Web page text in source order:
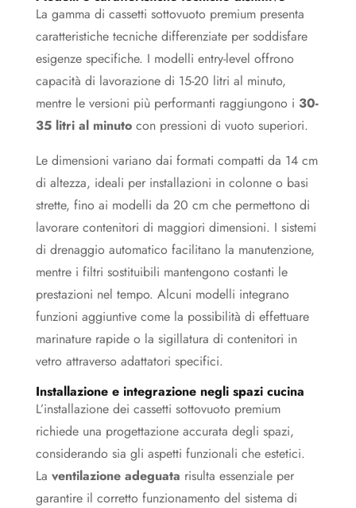
La gamma di cassetti sottovuoto premium presenta
caratteristiche tecniche differenziate per soddisfare
esigenze specifiche. I modelli entry-level offrono
capacità di lavorazione di 15-20 litri al minuto,
mentre le versioni più performanti raggiungono i 30-
35 litri al minutocon pressioni di vuoto superiori.
Le dimensioni variano dai formati compatti da 14 cm
di altezza, ideali per installazioni in colonne o basi
strette, fino ai modelli da 20 cm che permettono di
lavorare contenitori di maggiori dimensioni. I sistemi
di drenaggio automatico facilitano la manutenzione,
mentre i filtri sostituibili mantengono costanti le
prestazioni nel tempo. Alcuni modelli integrano
funzioni aggiuntive come la possibilità di effettuare
marinature rapide o la sigillatura di contenitori in
vetro attraverso adattatori specifici.
Installazione e integrazione negli spazi cucina
L’installazione dei cassetti sottovuoto premium
richiede una progettazione accurata degli spazi,
considerando sia gli aspetti funzionali che estetici.
La ventilazione adeguata risulta essenziale per
garantire il corretto funzionamento del sistema di